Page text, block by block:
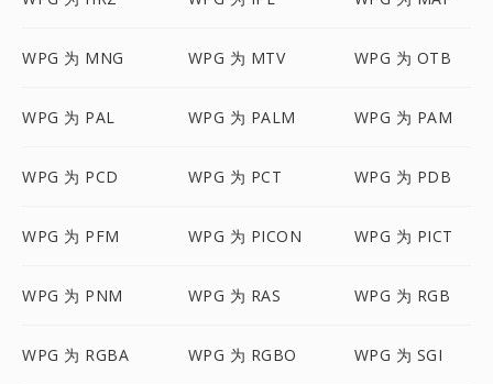
WPG 为 MNG WPG 为 MTV WPG 为 OTB
WPG 为 PAL WPG 为 PALM WPG 为 PAM
WPG 为 PCD WPG 为 PCT WPG 为 PDB
WPG 为 PFM WPG 为 PICON WPG 为 PICT
WPG 为 PNM WPG 为 RAS WPG 为 RGB
WPG 为 RGBA WPG 为 RGBO WPG 为 SGI